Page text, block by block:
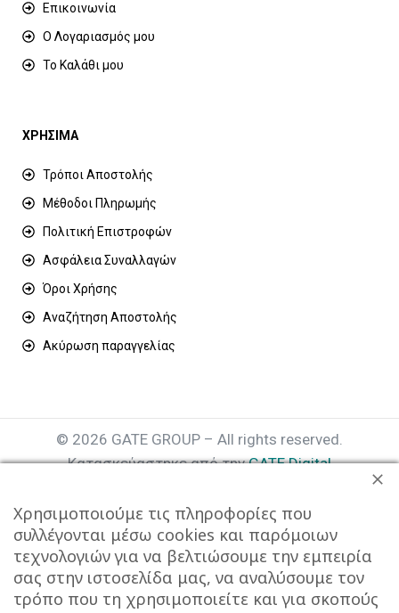
Επικοινωνία
Ο Λογαριασμός μου
Το Καλάθι μου
ΧΡΗΣΙΜΑ
Τρόποι Αποστολής
Μέθοδοι Πληρωμής
Πολιτική Επιστροφών
Ασφάλεια Συναλλαγών
Όροι Χρήσης
Αναζήτηση Αποστολής
Ακύρωση παραγγελίας
© 2026 GATE GROUP – All rights reserved.
Κατασκεύαστηκε από τηνGATE Digital
Αριθμός Γ.Ε.ΜΗ. : 077935642000
Χρησιμοποιούμε τις πληροφορίες που
συλλέγονται μέσω cookies και παρόμοιων
τεχνολογιών για να βελτιώσουμε την εμπειρία
σας στην ιστοσελίδα μας, να αναλύσουμε τον
τρόπο που τη χρησιμοποιείτε και για σκοπούς